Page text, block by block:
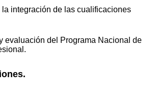
integración de las cualificaciones
evaluación del Programa Nacional de